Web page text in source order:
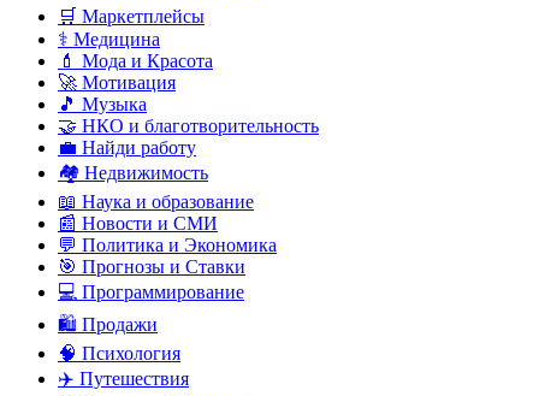
🛒 Маркетплейсы
⚕️ Медицина
💄 Мода и Красота
🚀 Мотивация
🎵 Музыка
🤝 НКО и благотворительность
💼 Найди работу
🏘️ Недвижимость
📖 Наука и образование
📰 Новости и СМИ
💬 Политика и Экономика
🎯 Прогнозы и Ставки
💻 Программирование
🛍️ Продажи
🧠 Психология
✈️ Путешествия